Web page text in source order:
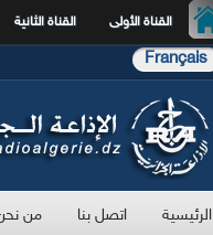
القناة الأولى القناة الثانية
Français
الرئيسية اتصل بنا من